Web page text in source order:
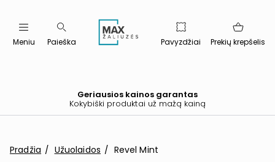
Meniu Paieška Pavyzdžiai Prekių krepšelis
Geriausios kainos garantas
Kokybiški produktai už mažą kainą
Pradžia Užuolaidos Revel Mint